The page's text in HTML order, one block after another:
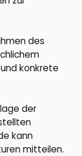
des
konkrete
der
kann
mitteilen.